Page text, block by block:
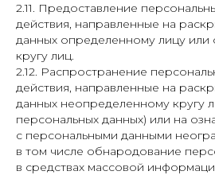
2.11. Предоставление
действия, направленные на
данных определенному лицу
кругу лиц.
2.12. Распространение
действия, направленные на
данных неопределенному кругу
персональных данных) или на
с персональными данными
в том числе обнародование
в средствах массовой